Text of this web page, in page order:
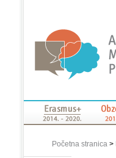
Početna stranica >